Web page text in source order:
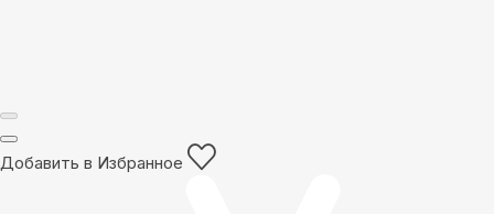
Добавить в Избранное